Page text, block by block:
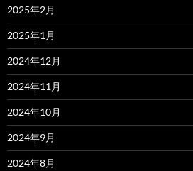
2025年2月
2025年1月
2024年12月
2024年11月
2024年10月
2024年9月
2024年8月